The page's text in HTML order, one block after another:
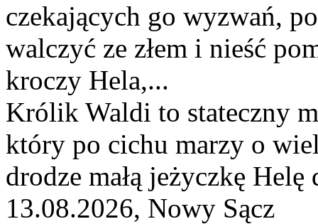
czekających go wyzwań,
walczyć ze złem i nieść
kroczy Hela,...
Królik Waldi to stateczny
który po cichu marzy o
drodze małą jeżyczkę Helę
13.08.2026, Nowy Sącz